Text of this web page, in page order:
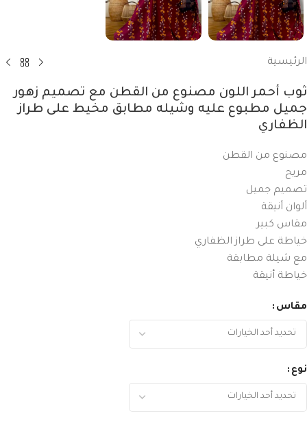
الرئيسية
ثوب أحمر اللون مصنوع من القطن مع تصميم زهور
جميل مطبوع عليه وشيله مطابق مخيط على طراز
الظفاري
مصنوع من القطن
مريح
تصميم جميل
ألوان أنيقة
مقاس كبير
خياطة على طراز الظفاري
مع شيلة مطابقة
خياطة أنيقة
مقاس
نوع